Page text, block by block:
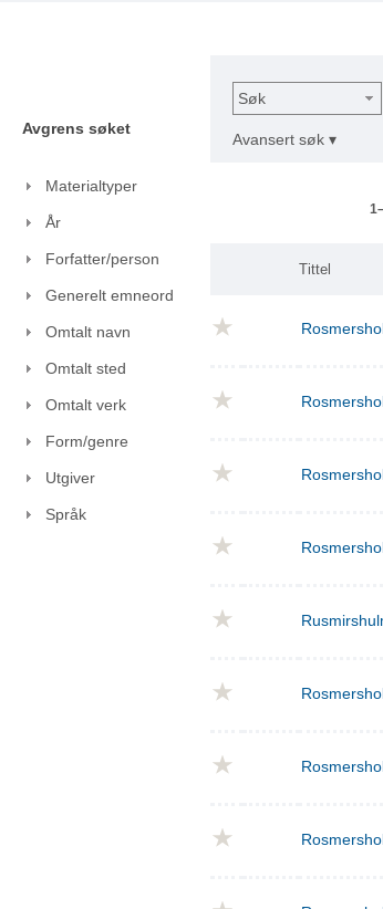
Avgrens søket
Materialtyper
År
Forfatter/person
Generelt emneord
Omtalt navn
Omtalt sted
Omtalt verk
Form/genre
Utgiver
Språk
Søk
Avansert søk ▾
Tittel